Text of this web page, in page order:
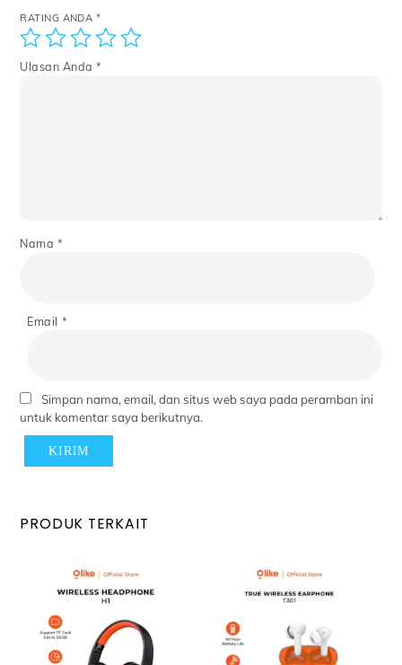
RATING ANDA *
Ulasan Anda*
Nama *
Email *
Simpan nama, email, dan situs web saya pada peramban ini
untuk komentar saya berikutnya.
PRODUK TERKAIT